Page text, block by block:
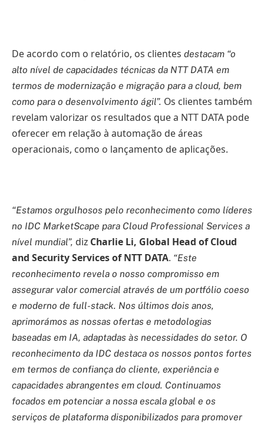
De acordo com o relatório, os clientes destacam “o
alto nível de capacidades técnicas da NTT DATA em
termos de modernização e migração para a cloud, bem
como para o desenvolvimento ágil”. Os clientes também
revelam valorizar os resultados que a NTT DATA pode
oferecer em relação à automação de áreas
operacionais, como o lançamento de aplicações.
“Estamos orgulhosos pelo reconhecimento como líderes
no IDC MarketScape para Cloud Professional Services a
nível mundial”, diz Charlie Li, Global Head of Cloud
and Security Services of NTT DATA. “Este
reconhecimento revela o nosso compromisso em
assegurar valor comercial através de um portfólio coeso
e moderno de full-stack. Nos últimos dois anos,
aprimorámos as nossas ofertas e metodologias
baseadas em IA, adaptadas às necessidades do setor. O
reconhecimento da IDC destaca os nossos pontos fortes
em termos de confiança do cliente, experiência e
capacidades abrangentes em cloud. Continuamos
focados em potenciar a nossa escala global e os
serviços de plataforma disponibilizados para promover